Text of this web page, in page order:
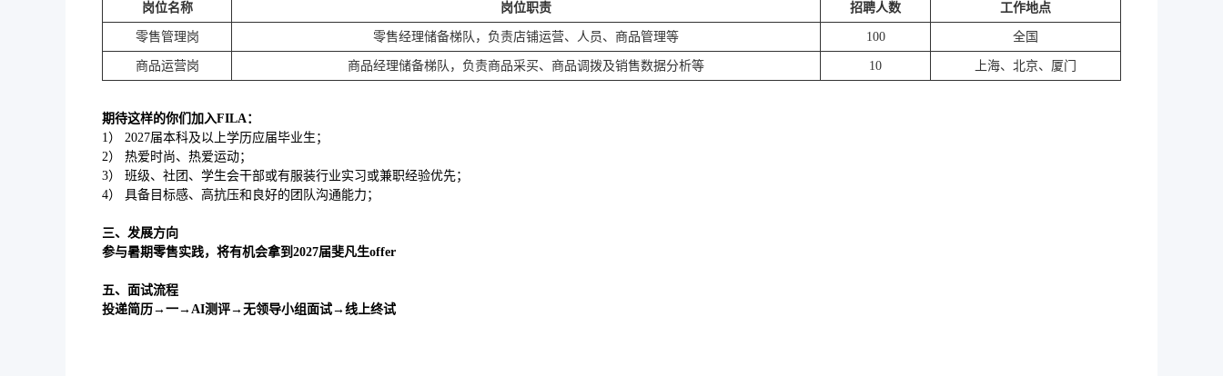
岗位名称
岗位职责 招聘人数 工作地点
零售管理岗 零售经理储备梯队，负责店铺运营、人员、商品管理等 100 全国
商品运营岗 商品经理储备梯队，负责商品采买、商品调拨及销售数据分析等 10 上海、北京、厦门
期待这样的你们加入FILA：
1） 2027届本科及以上学历应届毕业生；
2） 热爱时尚、热爱运动；
3） 班级、社团、学生会干部或有服装行业实习或兼职经验优先；
4） 具备目标感、高抗压和良好的团队沟通能力；
三、发展方向
参与暑期零售实践，将有机会拿到2027届斐凡生offer
五、面试流程
投递简历→一→AI测评→无领导小组面试→线上终试